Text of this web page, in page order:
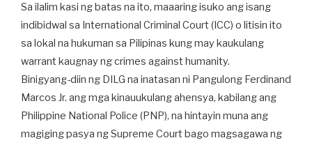
Sa ilalim kasi ng batas na ito, maaaring isuko ang isang
indibidwal sa International Criminal Court (ICC) o litisin ito
sa lokal na hukuman sa Pilipinas kung may kaukulang
warrant kaugnay ng crimes against humanity.
Binigyang-diin ng DILG na inatasan ni Pangulong Ferdinand
Marcos Jr. ang mga kinauukulang ahensya, kabilang ang
Philippine National Police (PNP), na hintayin muna ang
magiging pasya ng Supreme Court bago magsagawa ng